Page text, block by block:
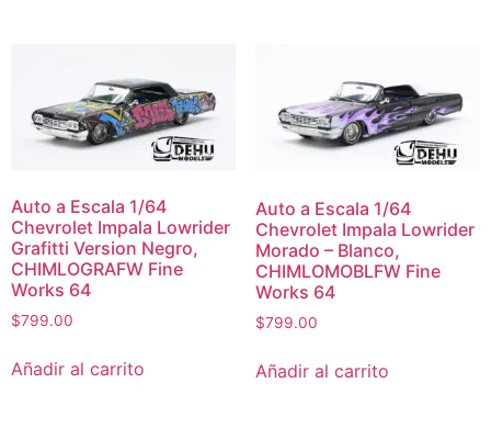
Auto a Escala 1/64
Chevrolet Impala Lowrider
Grafitti Version Negro,
CHIMLOGRAFW Fine
Works 64
$799.00
Añadir al carrito
Auto a Escala 1/64
Chevrolet Impala Lowrider
Morado – Blanco,
CHIMLOMOBLFW Fine
Works 64
$799.00
Añadir al carrito